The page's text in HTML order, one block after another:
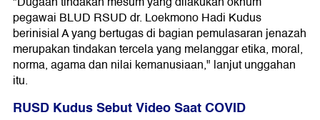
pegawai BLUD RSUD dr. Loekmono Hadi Kudus
berinisial A yang bertugas di bagian pemulasaran jenazah
merupakan tindakan tercela yang melanggar etika, moral,
norma, agama dan nilai kemanusiaan," lanjut unggahan
itu.
RUSD Kudus Sebut Video Saat COVID